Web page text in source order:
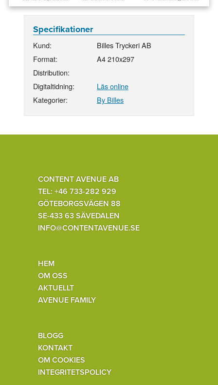
Specifikationer
Kund:
Billes Tryckeri AB
Format:
A4 210x297
Distribution:
Digitaltidning:
Läs online
Kategorier:
By Billes
CONTENT AVENUE AB
TEL: +46 733-282 929
GÖTEBORGSVÄGEN 88
SE-433 63 SÄVEDALEN
INFO@CONTENTAVENUE.SE
HEM
OM OSS
AKTUELLT
AVENUE FAMILY
BLOGG
KONTAKT
OM COOKIES
INTEGRITETSPOLICY